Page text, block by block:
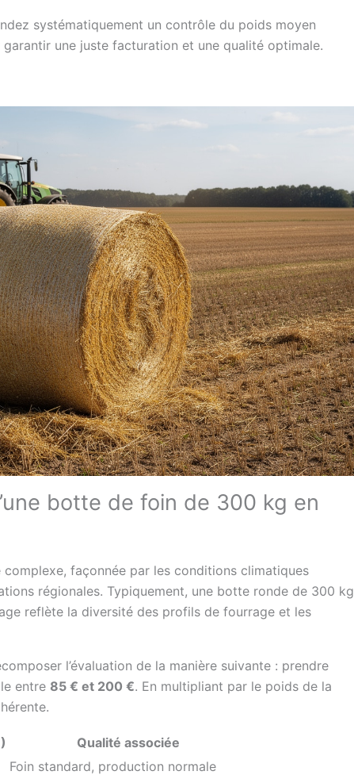
systématiquement un contrôle du poids moyen
une juste facturation et une qualité optimale.
botte de foin de 300 kg en
façonnée par les conditions climatiques
régionales. Typiquement, une botte ronde de 300 kg
reflète la diversité des profils de fourrage et les
l’évaluation de la manière suivante : prendre
entre 85 € et 200 €. En multipliant par le poids de la
Qualité associée
Foin standard, production normale